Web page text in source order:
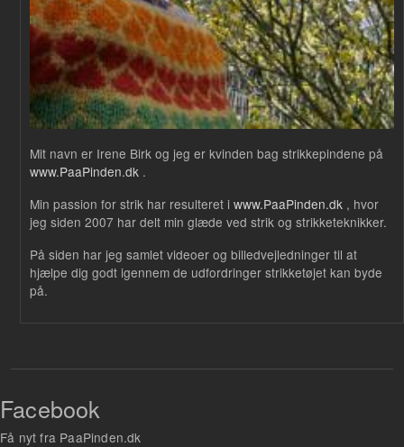
Mit navn er Irene Birk og jeg er kvinden bag strikkepindene på
www.PaaPinden.dk .
Min passion for strik har resulteret i www.PaaPinden.dk , hvor
jeg siden 2007 har delt min glæde ved strik og strikketeknikker.
På siden har jeg samlet videoer og billedvejledninger til at
hjælpe dig godt igennem de udfordringer strikketøjet kan byde
på.
Facebook
Få nyt fra PaaPinden.dk